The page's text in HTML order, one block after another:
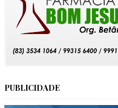
PUBLICIDADE